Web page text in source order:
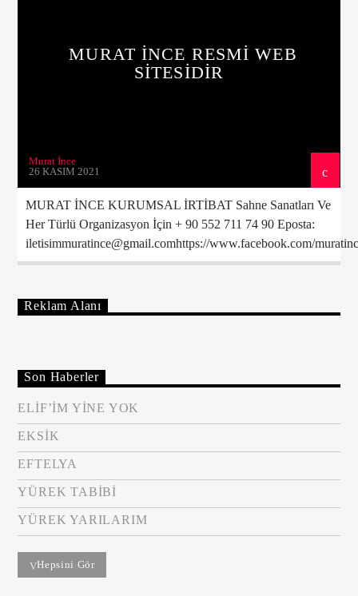
Canlı Yayın
MURAT İNCE RESMİ WEB
SİTESİDİR
Murat İnce
26 KASIM 2021
MURAT İNCE KURUMSAL İRTİBAT Sahne Sanatları Ve
Her Türlü Organizasyon İçin + 90 552 711 74 90 Eposta:
iletisimmuratince@gmail.comhttps://www.facebook.com/
Reklam Alanı
Son Haberler
ELİF’İM YİNE YOK
EKSİK
EFTELYA
YÜREK TABİBİ
YÜREK YARILARIM
Hepsini Gör